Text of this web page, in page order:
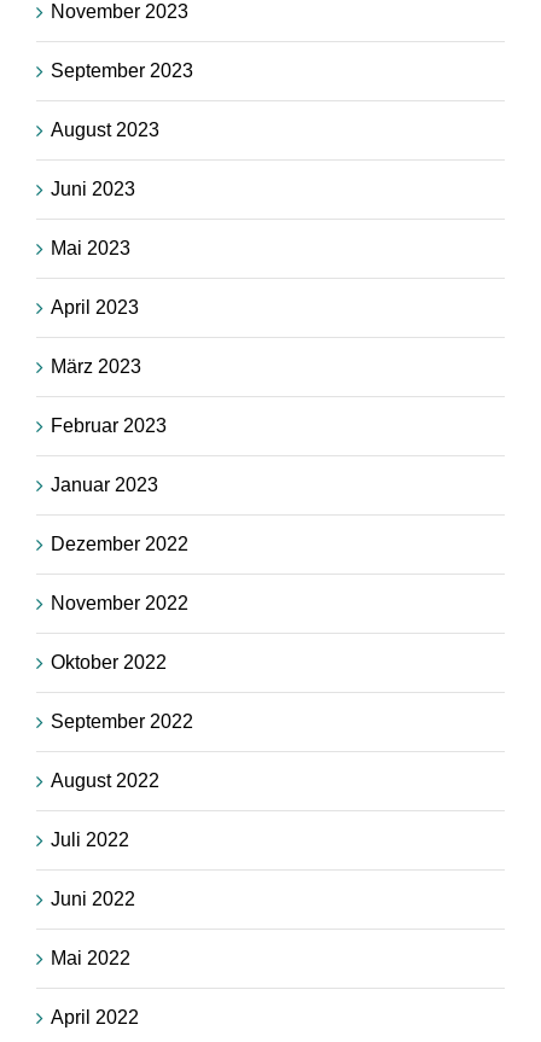
November 2023
September 2023
August 2023
Juni 2023
Mai 2023
April 2023
März 2023
Februar 2023
Januar 2023
Dezember 2022
November 2022
Oktober 2022
September 2022
August 2022
Juli 2022
Juni 2022
Mai 2022
April 2022